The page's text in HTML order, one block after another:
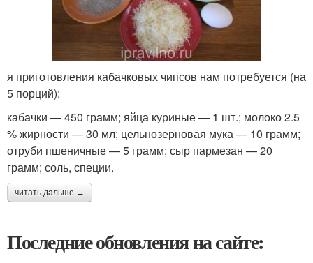
я приготовления кабачковых чипсов нам потребуется (на
5 порций):
кабачки — 450 грамм; яйца куриные — 1 шт.; молоко 2.5
% жирности — 30 мл; цельнозерновая мука — 10 грамм;
отруби пшеничные — 5 грамм; сыр пармезан — 20
грамм; соль, специи.
читать дальше →
Последние обновления на сайте: